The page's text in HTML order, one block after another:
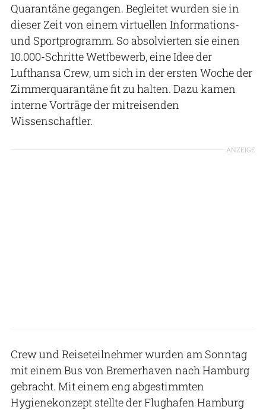
Quarantäne gegangen. Begleitet wurden sie in
dieser Zeit von einem virtuellen Informations-
und Sportprogramm. So absolvierten sie einen
10.000-Schritte Wettbewerb, eine Idee der
Lufthansa Crew, um sich in der ersten Woche der
Zimmerquarantäne fit zu halten. Dazu kamen
interne Vorträge der mitreisenden
Wissenschaftler.
ANZEIGE
Crew und Reiseteilnehmer wurden am Sonntag
mit einem Bus von Bremerhaven nach Hamburg
gebracht. Mit einem eng abgestimmten
Hygienekonzept stellte der Flughafen Hamburg